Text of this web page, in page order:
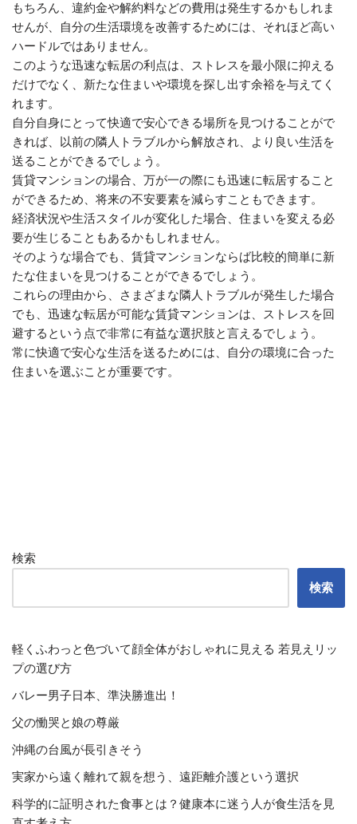
もちろん、違約金や解約料などの費用は発生するかもしれま
せんが、自分の生活環境を改善するためには、それほど高い
ハードルではありません。
このような迅速な転居の利点は、ストレスを最小限に抑える
だけでなく、新たな住まいや環境を探し出す余裕を与えてく
れます。
自分自身にとって快適で安心できる場所を見つけることがで
きれば、以前の隣人トラブルから解放され、より良い生活を
送ることができるでしょう。
賃貸マンションの場合、万が一の際にも迅速に転居すること
ができるため、将来の不安要素を減らすこともできます。
経済状況や生活スタイルが変化した場合、住まいを変える必
要が生じることもあるかもしれません。
そのような場合でも、賃貸マンションならば比較的簡単に新
たな住まいを見つけることができるでしょう。
これらの理由から、さまざまな隣人トラブルが発生した場合
でも、迅速な転居が可能な賃貸マンションは、ストレスを回
避するという点で非常に有益な選択肢と言えるでしょう。
常に快適で安心な生活を送るためには、自分の環境に合った
住まいを選ぶことが重要です。
検索
検索
軽くふわっと色づいて顔全体がおしゃれに見える 若見えリッ
プの選び方
バレー男子日本、準決勝進出！
父の慟哭と娘の尊厳
沖縄の台風が長引きそう
実家から遠く離れて親を想う、遠距離介護という選択
科学的に証明された食事とは？健康本に迷う人が食生活を見